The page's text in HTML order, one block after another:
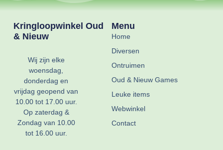
Kringloopwinkel Oud
& Nieuw
Wij zijn elke
woensdag,
donderdag en
vrijdag geopend van
10.00 tot 17.00 uur.
Op zaterdag &
Zondag van 10.00
tot 16.00 uur.
Menu
Home
Diversen
Ontruimen
Oud & Nieuw Games
Leuke items
Webwinkel
Contact